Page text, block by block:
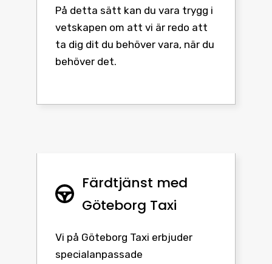
På detta sätt kan du vara trygg i
vetskapen om att vi är redo att
ta dig dit du behöver vara, när du
behöver det.
Färdtjänst med
Göteborg Taxi
Vi på Göteborg Taxi erbjuder
specialanpassade